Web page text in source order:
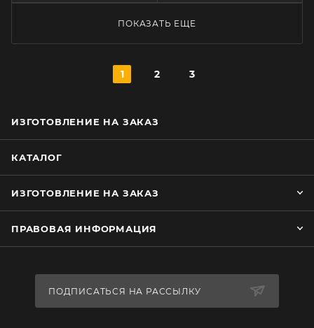
ПОКАЗАТЬ ЕЩЕ
1 2 3
ИЗГОТОВЛЕНИЕ НА ЗАКАЗ
КАТАЛОГ
ИЗГОТОВЛЕНИЕ НА ЗАКАЗ
ПРАВОВАЯ ИНФОРМАЦИЯ
ПОДПИСАТЬСЯ НА РАССЫЛКУ